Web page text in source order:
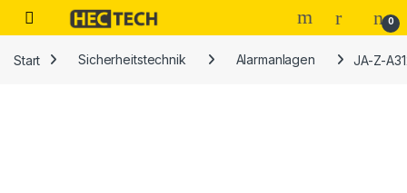
Open 0
Start Sicherheitstechnik Alarmanlagen JA-Z-